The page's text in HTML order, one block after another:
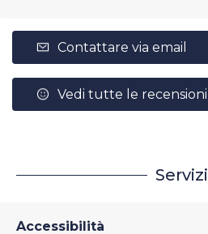
Contattare via email
Vedi tutte le recensioni
Servizi
Accessibilità